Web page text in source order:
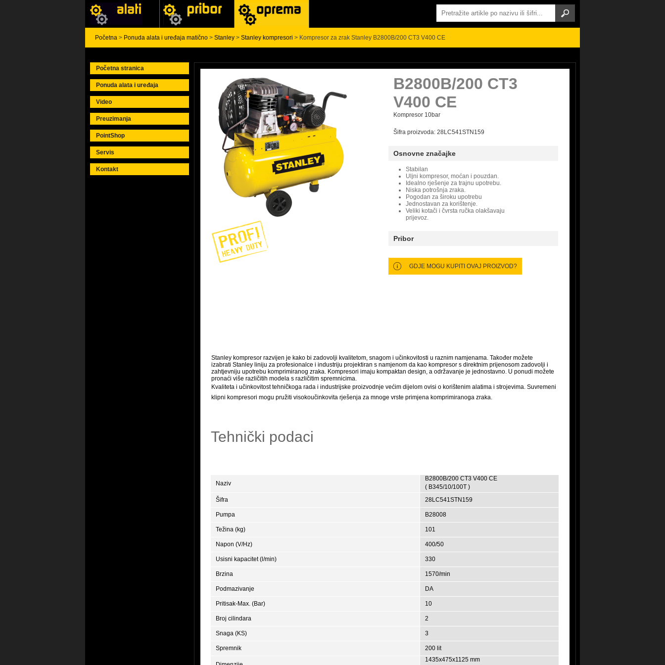
Početna > Ponuda alata i uređaja matično > Stanley > Stanley kompresori > Kompresor za zrak Stanley B2800B/200 CT3 V400 CE
Početna stranica
Ponuda alata i uređaja
Video
Preuzimanja
PointShop
Servis
Kontakt
B2800B/200 CT3
V400 CE
Kompresor 10bar
Šifra proizvoda: 28LC541STN159
Osnovne značajke
Stabilan
Uljni kompresor, moćan i pouzdan.
Idealno rješenje za trajnu upotrebu.
Niska potrošnja zraka.
Pogodan za široku upotrebu
Jednostavan za korištenje.
Veliki kotači i čvrsta ručka olakšavaju
prijevoz.
Pribor
Stanley kompresor razvijen je kako bi zadovolji kvalitetom, snagom i učinkovitosti u raznim namjenama. Također možete
izabrati Stanley liniju za profesionalce i industriju projektiran s namjenom da kao kompresor s direktnim prijenosom zadovolji i
zahtjevniju upotrebu komprimiranog zraka. Kompresori imaju kompaktan design, a održavanje je jednostavno. U ponudi možete
pronaći više različitih modela s različitim spremnicima.
Kvaliteta i učinkovitost tehničkoga rada i industrijske proizvodnje većim dijelom ovisi o korištenim alatima i strojevima. Suvremeni
klipni kompresori mogu pružiti visokoučinkovita rješenja za mnoge vrste primjena komprimiranoga zraka.
Tehnički podaci
Naziv
B2800B/200 CT3 V400 CE
( B345/10/100T )
Šifra
28LC541STN159
Pumpa B28008
Težina (kg) 101
Napon (V/Hz) 400/50
Usisni kapacitet (l/min) 330
Brzina 1570/min
Podmazivanje DA
Pritisak-Max. (Bar) 10
Broj cilindara 2
Snaga (KS) 3
Spremnik 200 lit
1435x475x1125 mm